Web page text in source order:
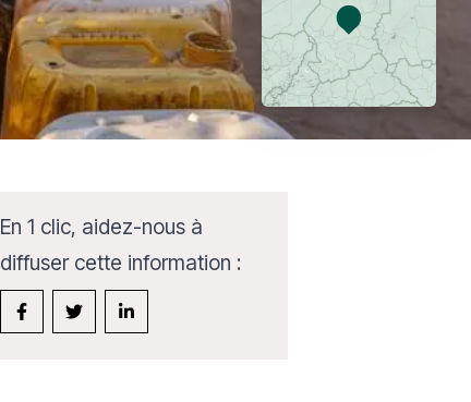
En 1 clic, aidez-nous à
diffuser cette information :